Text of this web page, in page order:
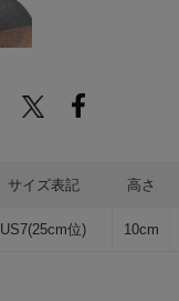
サイズ表記 高さ
US7(25cm位) 10cm